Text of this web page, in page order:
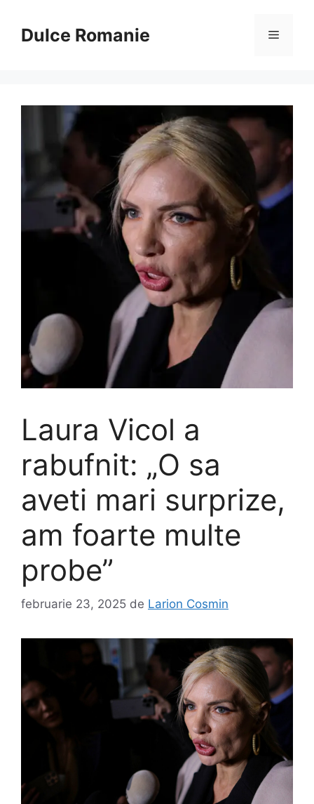
conținutDulce Romanie Meniu
Laura Vicol a
rabufnit: „O sa
aveti mari surprize,
am foarte multe
probe”
februarie 23, 2025 de Larion Cosmin